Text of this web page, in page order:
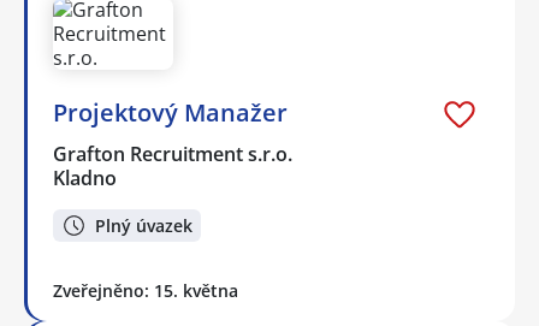
Projektový Manažer
Grafton Recruitment s.r.o.
Kladno
Plný úvazek
Zveřejněno: 15. května